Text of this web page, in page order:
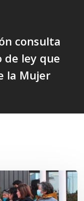
consulta
de ley que
la Mujer